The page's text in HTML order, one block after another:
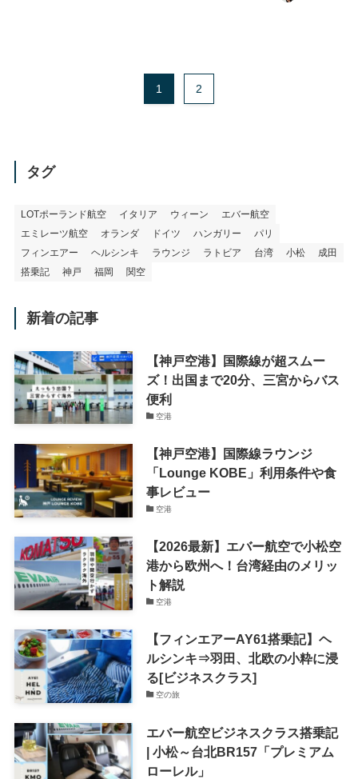
1 2
タグ
LOTポーランド航空 イタリア ウィーン
エバー航空
エミレーツ航空
オランダ ドイツ ハンガリー
パリ
フィンエアー
ヘルシンキ ラウンジ ラトビア 台湾 小松
成田
搭乗記
神戸 福岡 関空
新着の記事
【神戸空港】国際線が超スムー
ズ！出国まで20分、三宮からバス
便利
空港
【神戸空港】国際線ラウンジ
「Lounge KOBE」利用条件や食
事レビュー
空港
【2026最新】エバー航空で小松空
港から欧州へ！台湾経由のメリッ
ト解説
空港
【フィンエアーAY61搭乗記】ヘ
ルシンキ⇒羽田、北欧の小粋に浸
る[ビジネスクラス]
空の旅
エバー航空ビジネスクラス搭乗記
| 小松～台北BR157「プレミアム
ローレル」